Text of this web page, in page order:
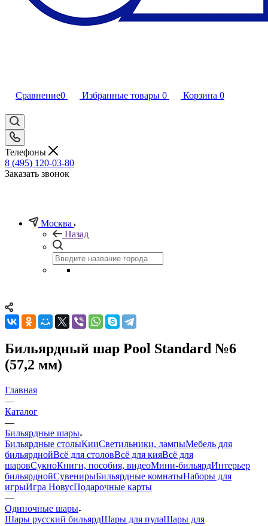
Сравнение0 Избранные товары 0 Корзина 0
Телефоны
8 (495) 120-03-80
Заказать звонок
Москва
Назад
Бильярдный шар Pool Standard №6
(57,2 мм)
Главная
—
Каталог
—
Бильярдные шары
Бильярдные столыКииСветильники, лампыМебель для
бильярднойВсё для столовВсё для кияВсё для
шаровСукноКниги, пособия, видеоМини-бильярдИнтерьер
бильярднойСувенирыБильярдные комнатыНаборы для
игрыИгра НовусПодарочные карты
—
Одиночные шары
Шары русский бильярдШары для пулаШары для